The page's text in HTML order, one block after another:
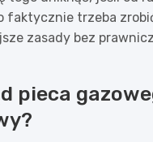
faktycznie trzeba
zasady bez
pieca